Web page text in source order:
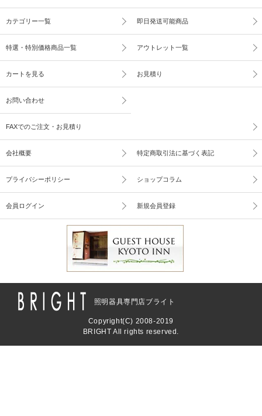
カテゴリー一覧 即日発送可能商品
特選・特別価格商品一覧 アウトレット一覧
カートを見る お見積り
お問い合わせ
FAXでのご注文・お見積り
会社概要 特定商取引法に基づく表記
プライバシーポリシー ショップコラム
会員ログイン 新規会員登録
照明器具専門店ブライト
Copyright(C) 2008-2019
BRIGHT All rights reserved.